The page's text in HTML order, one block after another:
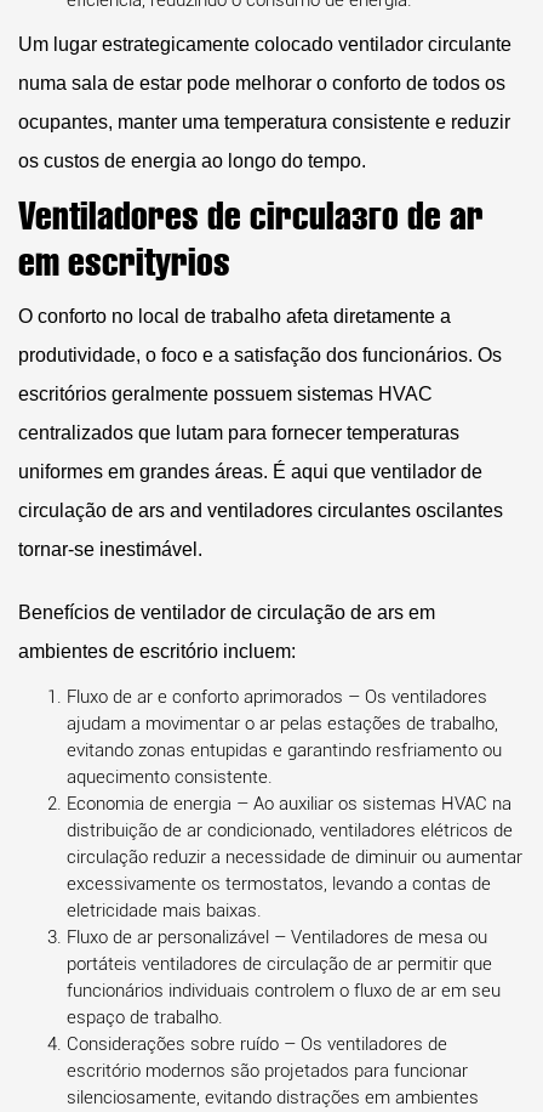
Um lugar estrategicamente colocado ventilador circulante
numa sala de estar pode melhorar o conforto de todos os
ocupantes, manter uma temperatura consistente e reduzir
os custos de energia ao longo do tempo.
Ventiladores de circulação de ar
em escritórios
O conforto no local de trabalho afeta diretamente a
produtividade, o foco e a satisfação dos funcionários. Os
escritórios geralmente possuem sistemas HVAC
centralizados que lutam para fornecer temperaturas
uniformes em grandes áreas. É aqui que ventilador de
circulação de ars and ventiladores circulantes oscilantes
tornar-se inestimável.
Benefícios de ventilador de circulação de ars em
ambientes de escritório incluem:
Fluxo de ar e conforto aprimorados – Os ventiladores
ajudam a movimentar o ar pelas estações de trabalho,
evitando zonas entupidas e garantindo resfriamento ou
aquecimento consistente.
Economia de energia – Ao auxiliar os sistemas HVAC na
distribuição de ar condicionado, ventiladores elétricos de
circulação reduzir a necessidade de diminuir ou aumentar
excessivamente os termostatos, levando a contas de
eletricidade mais baixas.
Fluxo de ar personalizável – Ventiladores de mesa ou
portáteis ventiladores de circulação de ar permitir que
funcionários individuais controlem o fluxo de ar em seu
espaço de trabalho.
Considerações sobre ruído – Os ventiladores de
escritório modernos são projetados para funcionar
silenciosamente, evitando distrações em ambientes